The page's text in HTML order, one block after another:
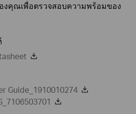
งคุณเพื่อตรวจสอบความพร้อมของ
Guide_1910010274